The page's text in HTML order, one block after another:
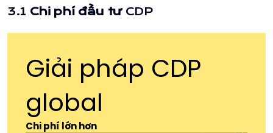
3.1 Chi phí đầu tưCDP
Giải pháp CDP
global
Chi phí lớn hơn